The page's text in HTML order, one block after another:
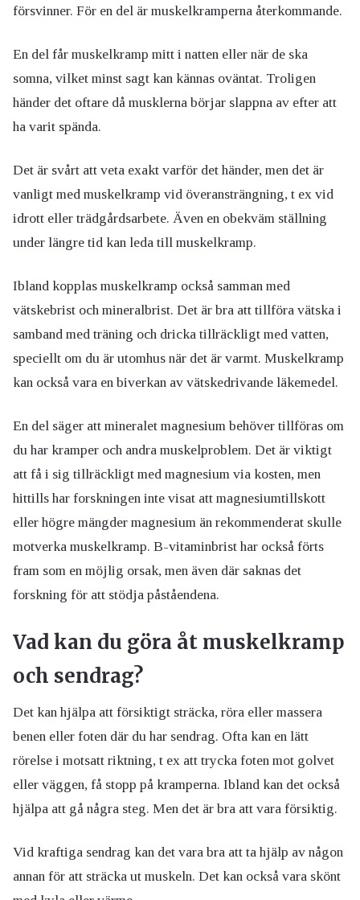
försvinner. För en del är muskelkramperna återkommande.
En del får muskelkramp mitt i natten eller när de ska
somna, vilket minst sagt kan kännas oväntat. Troligen
händer det oftare då musklerna börjar slappna av efter att
ha varit spända.
Det är svårt att veta exakt varför det händer, men det är
vanligt med muskelkramp vid överansträngning, t ex vid
idrott eller trädgårdsarbete. Även en obekväm ställning
under längre tid kan leda till muskelkramp.
Ibland kopplas muskelkramp också samman med
vätskebrist och mineralbrist. Det är bra att tillföra vätska i
samband med träning och dricka tillräckligt med vatten,
speciellt om du är utomhus när det är varmt. Muskelkramp
kan också vara en biverkan av vätskedrivande läkemedel.
En del säger att mineralet magnesium behöver tillföras om
du har kramper och andra muskelproblem. Det är viktigt
att få i sig tillräckligt med magnesium via kosten, men
hittills har forskningen inte visat att magnesiumtillskott
eller högre mängder magnesium än rekommenderat skulle
motverka muskelkramp. B-vitaminbrist har också förts
fram som en möjlig orsak, men även där saknas det
forskning för att stödja påståendena.
Vad kan du göra åt muskelkramp
och sendrag?
Det kan hjälpa att försiktigt sträcka, röra eller massera
benen eller foten där du har sendrag. Ofta kan en lätt
rörelse i motsatt riktning, t ex att trycka foten mot golvet
eller väggen, få stopp på kramperna. Ibland kan det också
hjälpa att gå några steg. Men det är bra att vara försiktig.
Vid kraftiga sendrag kan det vara bra att ta hjälp av någon
annan för att sträcka ut muskeln. Det kan också vara skönt